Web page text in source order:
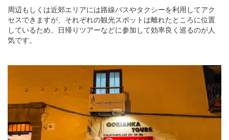
周辺もしくは近郊エリアには路線バスやタクシーを利用してアク
セスできますが、それぞれの観光スポットは離れたところに位置
しているため、日帰りツアーなどに参加して効率良く巡るのが人
気です。